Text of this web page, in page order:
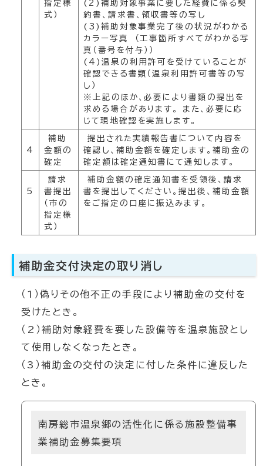
指定様
式）
(2)補助対象事業に要した経費に係る契
約書、請求書、領収書等の写し
(3)補助対象事業完了後の状況がわかる
カラー写真 （工事箇所すべてがわかる写
真（番号を付与））
(4)温泉の利用許可を受けていることが
確認できる書類（温泉利用許可書等の写
し）
※上記のほか、必要により書類の提出を
求める場合があります。 また、必要に応
じて現地確認を実施します。
4
補助
金額の
確定
提出された実績報告書について内容を
確認し、補助金額を確定します。補助金の
確定額は確定通知書にて通知します。
5
請求
書提出
（市の
指定様
式）
補助金額の確定通知書を受領後、請求
書を提出してください。提出後、補助金額
をご指定の口座に振込みます。
補助金交付決定の取り消し
（1）偽りその他不正の手段により補助金の交付を
受けたとき。
（2）補助対象経費を要した設備等を温泉施設とし
て使用しなくなったとき。
（3）補助金の交付の決定に付した条件に違反した
とき。
南房総市温泉郷の活性化に係る施設整備事
業補助金募集要項